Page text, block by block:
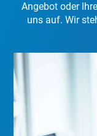
Angebot oder
uns auf. Wir